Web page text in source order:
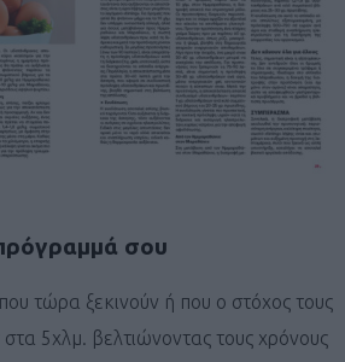
σου
τώρα ξεκινούν ή που ο στόχος τους
στα 5χλμ. βελτιώνοντας τους χρόνους